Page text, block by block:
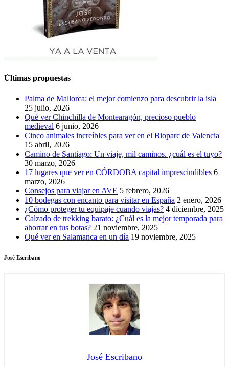
Últimas propuestas
Palma de Mallorca: el mejor comienzo para descubrir la isla
25 julio, 2026
Qué ver Chinchilla de Montearagón, precioso pueblo
medieval 6 junio, 2026
Cinco animales increíbles para ver en el Bioparc de Valencia
15 abril, 2026
Camino de Santiago: Un viaje, mil caminos. ¿cuál es el tuyo?
30 marzo, 2026
17 lugares que ver en CÓRDOBA capital imprescindibles 6
marzo, 2026
Consejos para viajar en AVE 5 febrero, 2026
10 bodegas con encanto para visitar en España 2 enero, 2026
¿Cómo proteger tu equipaje cuando viajas? 4 diciembre, 2025
Calzado de trekking barato: ¿Cuál es la mejor temporada para
ahorrar en tus botas? 21 noviembre, 2025
Qué ver en Salamanca en un día 19 noviembre, 2025
José Escribano
José Escribano